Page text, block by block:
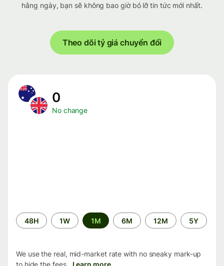
hằng ngày, bạn sẽ không bao giờ bỏ lỡ tin tức mới nhất.
Theo dõi tỷ giá chuyển đổi
0
No change
Time
period
48H 1W 1M 6M 12M 5Y
We use the real, mid-market rate with no sneaky mark-up